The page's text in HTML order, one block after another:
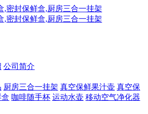
公司简介
厨房三合一挂架 真空保鲜果汁壶 真空保
咖啡随手杯 运动水壶 移动空气净化器